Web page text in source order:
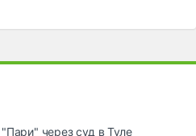
через суд в Туле